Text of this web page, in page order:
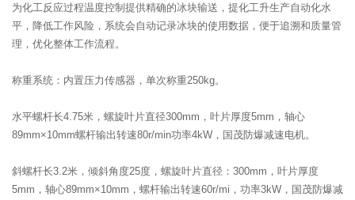
为化工反应过程温度控制提供精确的冰块输送，提化工升生产自动化水
平，降低工作风险，系统会自动记录冰块的使用数据，便于追溯和质量管
理，优化整体工作流程。
称重系统：内置压力传感器，单次称重250kg。
水平螺杆长4.75米，螺旋叶片直径300mm，叶片厚度5mm，轴心
89mm×10mm螺杆输出转速80r/min功率4kW，国茂防爆减速电机。
斜螺杆长3.2米，倾斜角度25度，螺旋叶片直径：300mm，叶片厚度
5mm，轴心89mm×10mm，螺杆输出转速60r/mi，功率3kW，国茂防爆减